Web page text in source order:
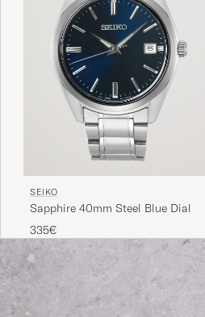
SEIKO
Sapphire 40mm Steel Blue Dial
335€